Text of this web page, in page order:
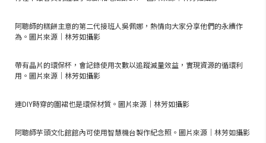
阿聰師的糕餅主意的第二代接班人吳佩娜，熱情向大家分享他們的永續作
為。圖片來源｜林芳如攝影
帶有晶片的環保杯，會記錄使用次數以追蹤減量效益，實現資源的循環利
用。圖片來源｜林芳如攝影
連DIY時穿的圍裙也是環保材質。圖片來源｜林芳如攝影
阿聰師芋頭文化館館內可使用智慧機台製作紀念照。圖片來源｜林芳如攝影